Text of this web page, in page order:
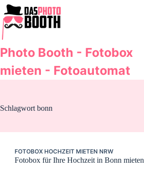
Zum
Inhalt
springen
Photo Booth - Fotobox
mieten - Fotoautomat
Schlagwort bonn
FOTOBOX HOCHZEIT MIETEN NRW
Fotobox für Ihre Hochzeit in Bonn mieten